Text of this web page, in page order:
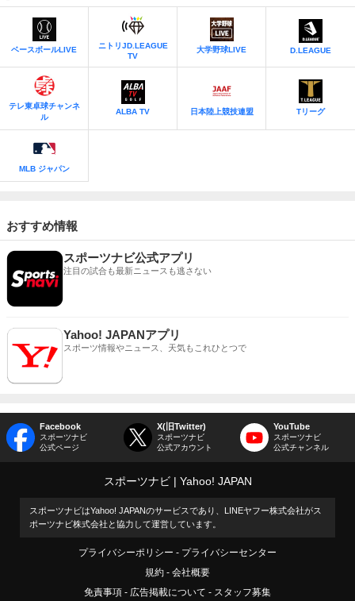
ベースボールLIVE
ニトリJD.LEAGUE
TV
大学野球LIVE D.LEAGUE
テレ東卓球チャンネ
ル
ALBA TV 日本陸上競技連盟 Tリーグ
MLB ジャパン
おすすめ情報
スポーツナビ公式アプリ
注目の試合も最新ニュースも逃さない
Yahoo! JAPANアプリ
スポーツ情報やニュース、天気もこれひとつで
Facebook
スポーツナビ
公式ページ
X(旧Twitter)
スポーツナビ
公式アカウント
YouTube
スポーツナビ
公式チャンネル
スポーツナビ Yahoo! JAPAN
スポーツナビはYahoo! JAPANのサービスであり、LINEヤフー株式会社がス
ポーツナビ株式会社と協力して運営しています。
プライバシーポリシー
プライバシーセンター
規約
会社概要
免責事項
広告掲載について スタッフ募集